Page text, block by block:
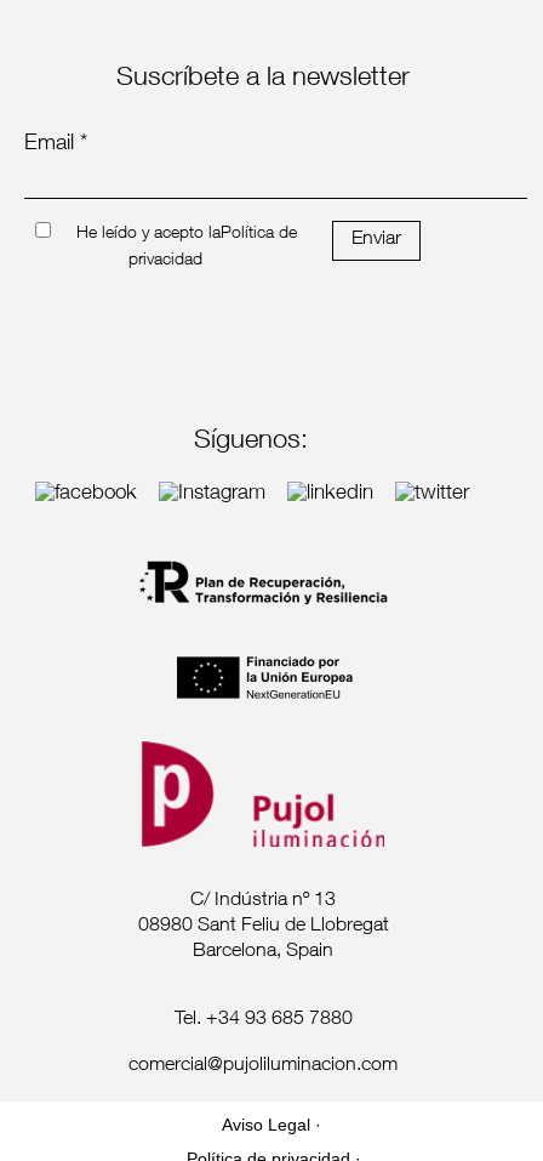
Suscríbete a la newsletter
Email *
He leído y acepto laPolítica de
privacidad
Enviar
Síguenos:
C/ Indústria nº 13
08980 Sant Feliu de Llobregat
Barcelona, Spain
Tel. +34 93 685 7880
comercial@pujoliluminacion.com
Aviso Legal ·